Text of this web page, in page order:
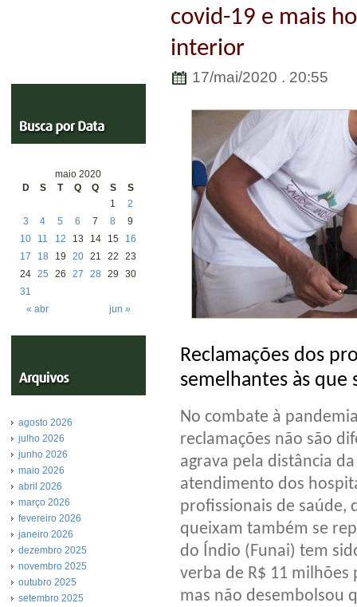
maio 2020
D
S T Q Q S S
« abr jun »
1
2
3
4 5 6 7 8
9
10
11 12 13 14 15
16
17
18 19 20 21 22
23
24 25 26 27 28 29
30
31
agosto 2026
julho 2026
junho 2026
maio 2026
abril 2026
março 2026
fevereiro 2026
janeiro 2026
dezembro 2025
novembro 2025
outubro 2025
setembro 2025
covid-19 e mais
interior
17/mai/2020 . 20:55
Reclamações dos
semelhantes às que
No combate à
reclamações não são
agrava pela distância
atendimento dos
profissionais de saúde,
queixam também se
do Índio (Funai) tem
verba de R$ 11
mas não desembolsou